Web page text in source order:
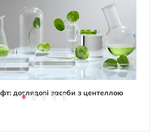
доглядові засоби з центеллою